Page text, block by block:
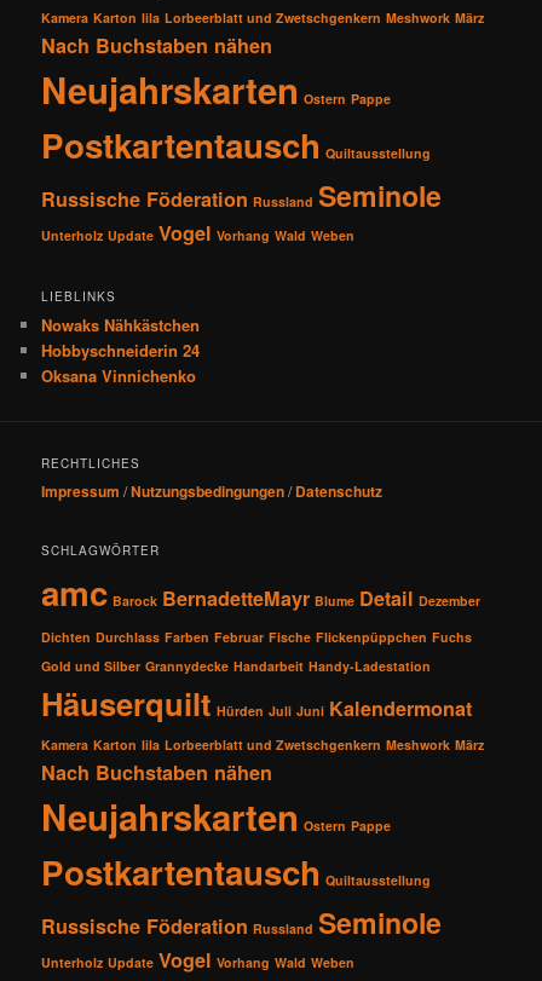
Kamera Karton lila Lorbeerblatt und Zwetschgenkern Meshwork März
Nach Buchstaben nähen
Neujahrskarten Ostern Pappe
Postkartentausch Quiltausstellung
Russische Föderation Russland Seminole
Unterholz Update Vogel Vorhang Wald Weben
LIEBLINKS
Nowaks Nähkästchen
Hobbyschneiderin 24
Oksana Vinnichenko
RECHTLICHES
Impressum /Nutzungsbedingungen/Datenschutz
SCHLAGWÖRTER
amc Barock BernadetteMayr Blume Detail Dezember
Dichten Durchlass Farben Februar Fische Flickenpüppchen Fuchs
Gold und Silber Grannydecke Handarbeit Handy-Ladestation
Häuserquilt Hürden Juli Juni Kalendermonat
Kamera Karton lila Lorbeerblatt und Zwetschgenkern Meshwork März
Nach Buchstaben nähen
Neujahrskarten Ostern Pappe
Postkartentausch Quiltausstellung
Russische Föderation Russland Seminole
Unterholz Update Vogel Vorhang Wald Weben